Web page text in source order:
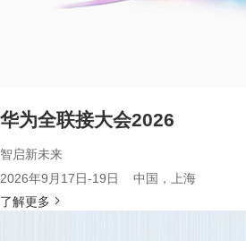
华为全联接大会2026
智启新未来
2026年9月17日-19日 中国，上海
了解更多